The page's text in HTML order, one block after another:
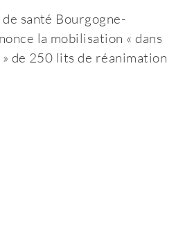
le
premier
santé Bourgogne-
la mobilisation « dans
de 250 lits de réanimation